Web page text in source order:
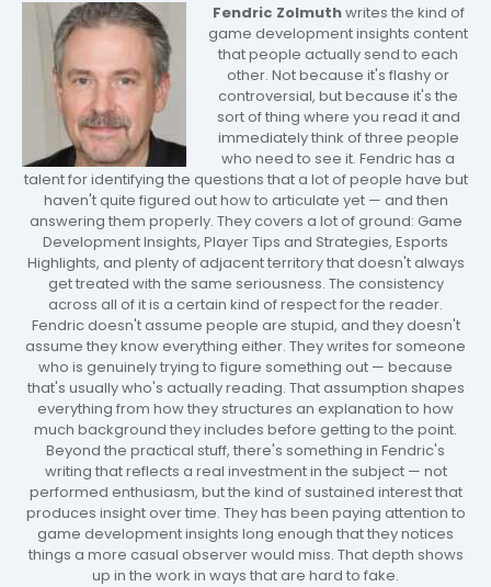
Fendric Zolmuthwrites the kind of
game development insights content
that people actually send to each
other. Not because it's flashy or
controversial, but because it's the
sort of thing where you read it and
immediately think of three people
who need to see it. Fendric has a
talent for identifying the questions that a lot of people have but
haven't quite figured out how to articulate yet — and then
answering them properly. They covers a lot of ground: Game
Development Insights, Player Tips and Strategies, Esports
Highlights, and plenty of adjacent territory that doesn't always
get treated with the same seriousness. The consistency
across all of it is a certain kind of respect for the reader.
Fendric doesn't assume people are stupid, and they doesn't
assume they know everything either. They writes for someone
who is genuinely trying to figure something out — because
that's usually who's actually reading. That assumption shapes
everything from how they structures an explanation to how
much background they includes before getting to the point.
Beyond the practical stuff, there's something in Fendric's
writing that reflects a real investment in the subject — not
performed enthusiasm, but the kind of sustained interest that
produces insight over time. They has been paying attention to
game development insights long enough that they notices
things a more casual observer would miss. That depth shows
up in the work in ways that are hard to fake.